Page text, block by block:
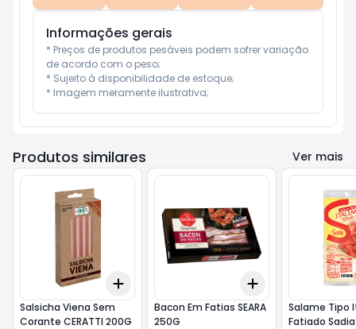
Informações gerais
* Preços de produtos pesáveis podem sofrer variação
de acordo com o peso;
* Sujeito à disponibilidade de estoque;
* Imagem meramente ilustrativa;
Produtos similares Ver mais
Add
Salsicha Viena Sem
Corante CERATTI 200G
+10
Add
Bacon Em Fatias SEARA
250G
Salame Tipo
Fatiado Sadia